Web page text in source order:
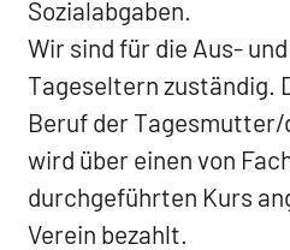
Sozialabgaben.
Wir sind für die Aus-
Tageseltern zuständig.
Beruf der
wird über einen von
durchgeführten Kurs
Verein bezahlt.